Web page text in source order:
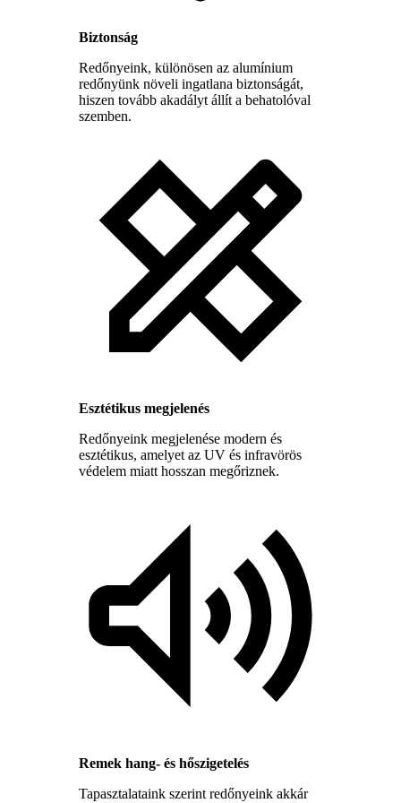
Biztonság
Redőnyeink, különösen az alumínium
redőnyünk növeli ingatlana biztonságát,
hiszen tovább akadályt állít a behatolóval
szemben.
Esztétikus megjelenés
Redőnyeink megjelenése modern és
esztétikus, amelyet az UV és infravörös
védelem miatt hosszan megőriznek.
Remek hang- és hőszigetelés
Tapasztalataink szerint redőnyeink akkár